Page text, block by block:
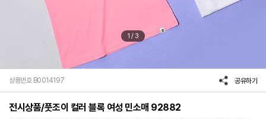
1 / 3
상품번호 B0014197 공유하기
전시상품/풋조이 컬러 블록 여성 민소매 92882